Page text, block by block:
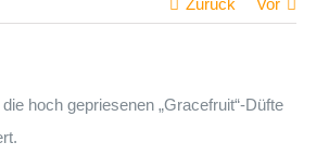
Zurück Vor
hoch gepriesenen „Gracefruit“-Düfte